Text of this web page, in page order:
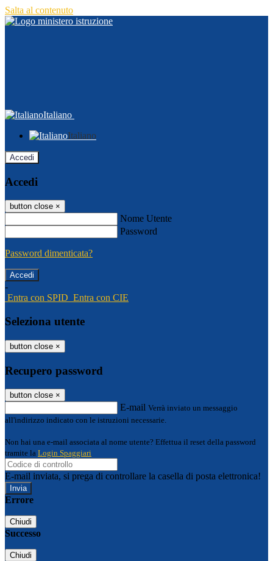
Salta al contenuto
Italiano
Italiano
Accedi
Accedi
button close ×
Nome Utente
Password
Password dimenticata?
-
Entra con SPID Entra con CIE
Seleziona utente
button close ×
Recupero password
button close ×
E-mail Verrà inviato un messaggio
all'indirizzo indicato con le istruzioni necessarie.
Non hai una e-mail associata al nome utente? Effettua il reset della password
tramite la Login Spaggiari
E-mail inviata, si prega di controllare la casella di posta elettronica!
Errore
Chiudi
Successo
Chiudi